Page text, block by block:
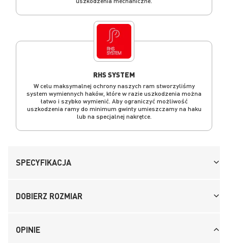
RHS SYSTEM
W celu maksymalnej ochrony naszych ram stworzyliśmy
system wymiennych haków, które w razie uszkodzenia można
łatwo i szybko wymienić. Aby ograniczyć możliwość
uszkodzenia ramy do minimum gwinty umieszczamy na haku
lub na specjalnej nakrętce.
SPECYFIKACJA
DOBIERZ ROZMIAR
OPINIE